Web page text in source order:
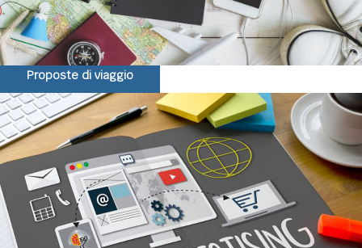
Proposte di viaggio